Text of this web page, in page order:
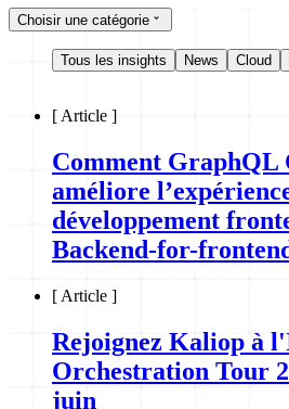
Choisir une catégorie
Tous les insights News Cloud
[ Article ]
Comment GraphQL
améliore
développement
Backend-for-frontend
[ Article ]
Rejoignez Kaliop à
Orchestration Tour
juin